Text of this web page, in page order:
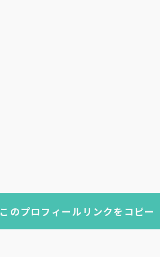
このプロフィールリンクをコピー